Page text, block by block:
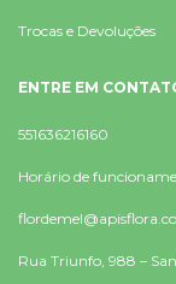
Trocas e Devoluções
ENTRE EM
551636216160
Horário de
Rua Triunfo, 988 –